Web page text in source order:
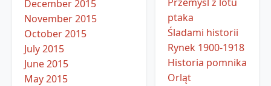
December 2015
November 2015
October 2015
July 2015
June 2015
May 2015
ptaka
Śladami historii
Rynek 1900-1918
Historia pomnika
Orląt